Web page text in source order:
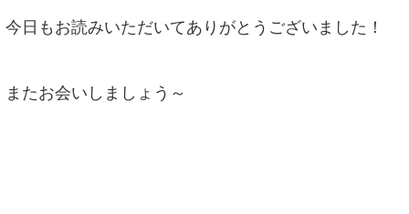
今日もお読みいただいてありがとうございました！
またお会いしましょう～